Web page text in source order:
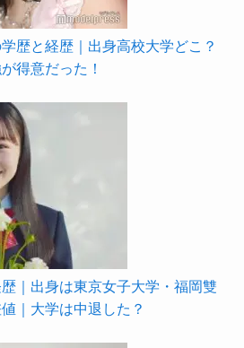
歴と経歴｜出身高校大学どこ？
得意だった！
｜出身は東京女子大学・福岡雙
｜大学は中退した？